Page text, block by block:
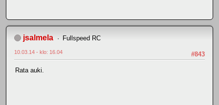
jsalmela Fullspeed RC
#843
10.03.14 - klo: 16.04
Rata auki.